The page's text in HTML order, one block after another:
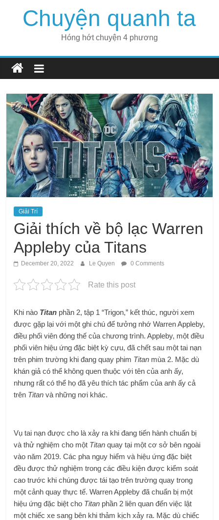
Chuyện quanh ta
Hóng hớt chuyện 4 phương
Giải Trí
Giải thích về bộ lạc Warren
Appleby của Titans
December 20, 2022 Le Quyen 0 Comments
Rate this post
Khi nào Titan phần 2, tập 1 “Trigon,” kết thúc, người xem
được gặp lại với một ghi chú để tưởng nhớ Warren Appleby,
điều phối viên đóng thế của chương trình. Appleby, một điều
phối viên hiệu ứng đặc biệt kỳ cựu, đã chết sau một tai nạn
trên phim trường khi đang quay phim Titan mùa 2. Mặc dù
khán giả có thể không quen thuộc với tên của anh ấy,
nhưng rất có thể họ đã yêu thích tác phẩm của anh ấy cả
trên Titan và những nơi khác.
Vụ tai nạn được cho là xảy ra khi đang tiến hành chuẩn bị
và thử nghiệm cho một Titan quay tại một cơ sở bên ngoài
vào năm 2019. Các pha nguy hiểm và hiệu ứng đặc biệt
đều được thử nghiệm trong các điều kiện được kiểm soát
cao trước khi chúng được tái tạo trên trường quay trong
một cảnh quay thực tế. Warren Appleby đã chuẩn bị một
hiệu ứng đặc biệt cho Titan phần 2 liên quan đến việc lật
một chiếc xe sang bên khi thảm kịch xảy ra. Mặc dù chiếc